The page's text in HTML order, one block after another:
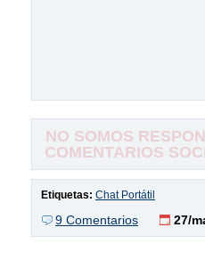
NO SOMOS
COMENTARIOS
Etiquetas: Chat Portátil
9 Comentarios 27/